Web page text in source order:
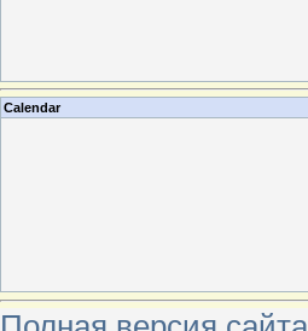
Calendar